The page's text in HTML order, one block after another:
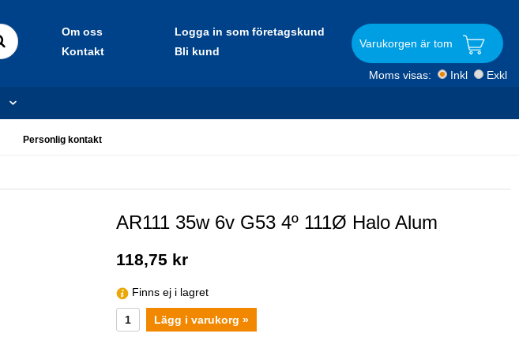
Om oss
Kontakt
Logga in som företagskund
Bli kund
Varukorgen är tom
Moms visas: Inkl Exkl
Personlig kontakt
AR111 35w 6v G53 4º 111Ø Halo Alum
118,75 kr
Finns ej i lagret
Lägg i varukorg »